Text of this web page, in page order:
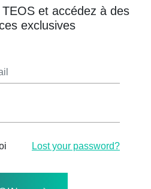
et accédez à des
exclusives
Lost your password?